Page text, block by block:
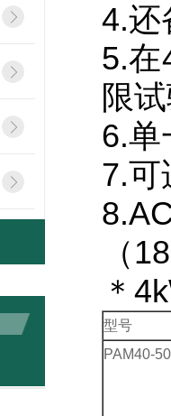
4.还
5.在
限
6.单
7.可
（
＊
型号
PAM40-50